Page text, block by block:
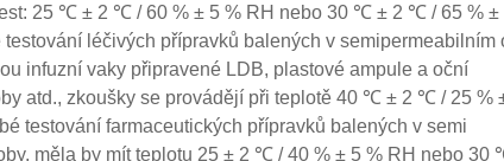
25 ℃ ± 2 ℃ / 60 % ± 5 % RH nebo 30 ℃ ± 2 ℃ / 65 % ±
testování léčivých přípravků balených v semipermeabilním
infuzní vaky připravené LDB, plastové ampule a oční
atd., zkoušky se provádějí při teplotě 40 ℃ ± 2 ℃ / 25 %
testování farmaceutických přípravků balených v semi
měla by mít teplotu 25 ± 2 ℃ / 40 % ± 5 % RH nebo